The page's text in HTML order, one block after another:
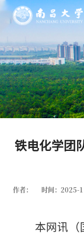
铁电化学团
作者： 时间：2025-
本网讯（